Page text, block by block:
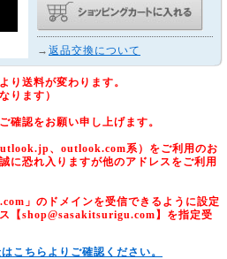
→ 返品交換について
り送料が変わります。
ります）
確認をお願い申し上げます。
、outlook.com系）をご利用のお
に恐れ入りますが他のアドレスをご利用
」のドメインを受信できるように設定
【shop@sasakitsurigu.com】を指定受
こちらよりご確認ください。